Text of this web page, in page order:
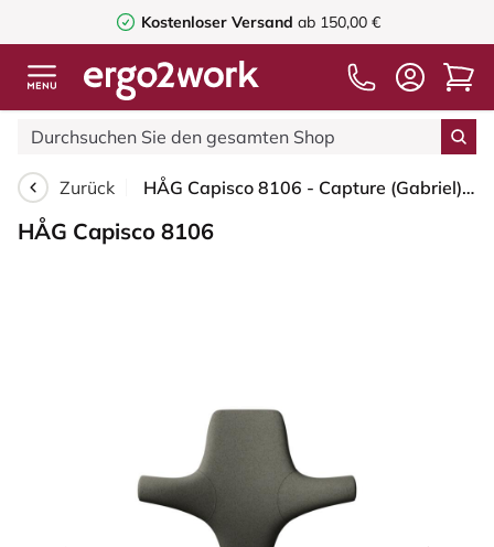
Kostenloser Versand ab 150,00 €
Zurück HÅG Capisco 8106 - Capture (Gabriel) - Wolle / Polyamid - CPT4401 - Warm grey - Schwarz - 150mm (Sitzhöhe 40-55cm) - Bodengleiter
HÅG Capisco 8106